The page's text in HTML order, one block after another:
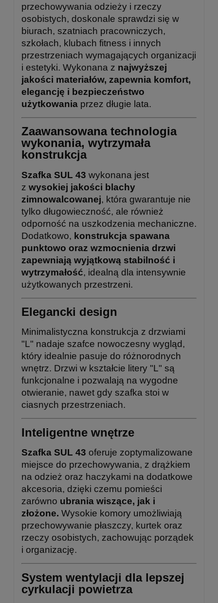
przechowywania odzieży i rzeczy
osobistych, doskonale sprawdzi się w
biurach, szatniach pracowniczych,
szkołach, klubach fitness i innych
przestrzeniach wymagających organizacji
i estetyki. Wykonana z najwyższej
jakości materiałów, zapewnia komfort,
elegancję i bezpieczeństwo
użytkowania przez długie lata.
Zaawansowana technologia
wykonania, wytrzymała
konstrukcja
Szafka SUL 43 wykonana jest
z wysokiej jakości blachy
zimnowalcowanej, która gwarantuje nie
tylko długowieczność, ale również
odporność na uszkodzenia mechaniczne.
Dodatkowo, konstrukcja spawana
punktowo oraz wzmocnienia drzwi
zapewniają wyjątkową stabilność i
wytrzymałość, idealną dla intensywnie
użytkowanych przestrzeni.
Elegancki design
Minimalistyczna konstrukcja z drzwiami
"L" nadaje szafce nowoczesny wygląd,
który idealnie pasuje do różnorodnych
wnętrz. Drzwi w kształcie litery "L" są
funkcjonalne i pozwalają na wygodne
otwieranie, nawet gdy szafka stoi w
ciasnych przestrzeniach.
Inteligentne wnętrze
Szafka SUL 43 oferuje zoptymalizowane
miejsce do przechowywania, z drążkiem
na odzież oraz haczykami na dodatkowe
akcesoria, dzięki czemu pomieści
zarówno ubrania wiszące, jak i
złożone. Wysokie komory umożliwiają
przechowywanie płaszczy, kurtek oraz
rzeczy osobistych, zachowując porządek
i organizację.
System wentylacji dla lepszej
cyrkulacji powietrza